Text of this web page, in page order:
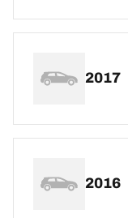
2017
2016